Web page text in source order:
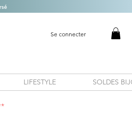
Se connecter
LIFESTYLE SOLDES